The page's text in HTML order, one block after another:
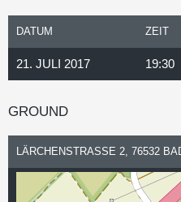
DATUM ZEIT
21. JULI 2017 19:30
GROUND
LÄRCHENSTRASSE 2, 76532